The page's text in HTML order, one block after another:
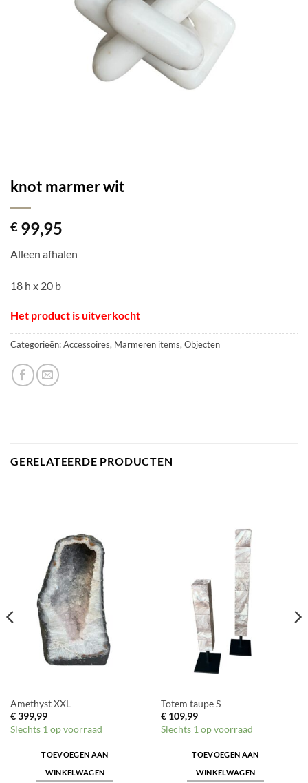
knot marmer wit
€ 99,95
Alleen afhalen
18 h x 20 b
Het product is uitverkocht
Categorieën:Accessoires, Marmeren items, Objecten
GERELATEERDE PRODUCTEN
Amethyst XXL
€399,99
Slechts 1 op voorraad
TOEVOEGEN AAN
WINKELWAGEN
Totem taupe S
€109,99
Slechts 1 op voorraad
TOEVOEGEN AAN
WINKELWAGEN